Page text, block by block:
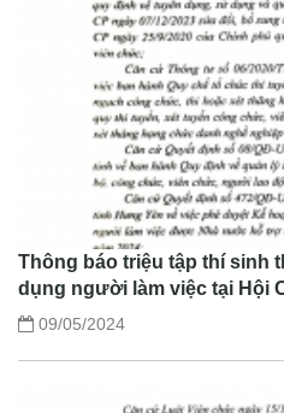
Thông báo triệu tập thí sinh
dụng người làm việc tại Hội
09/05/2024